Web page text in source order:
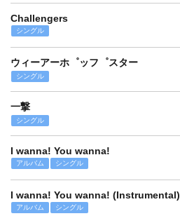
Challengers
シングル
ウィーアーホ゜ッフ゜スター
シングル
一撃
シングル
I wanna! You wanna!
アルバム シングル
I wanna! You wanna! (Instrumental)
アルバム シングル